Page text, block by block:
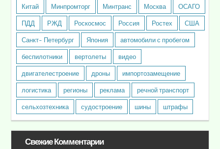
Китай
Минпромторг Минтранс Москва
ОСАГО
ПДД
РЖД Роскосмос Россия Ростех
США
Санкт- Петербург
Япония
автомобили с пробегом
беспилотники
вертолеты
видео
двигателестроение
дроны
импортозамещение
логистика
регионы реклама
речной транспорт
сельхозтехника
судостроение шины штрафы
Свежие Комментарии